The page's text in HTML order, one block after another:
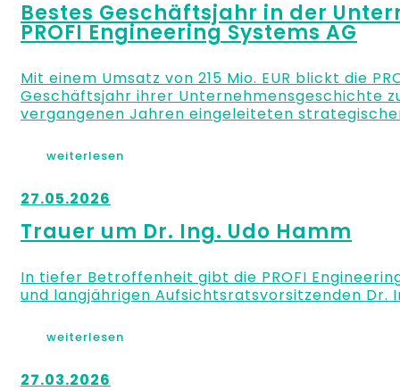
Bestes Geschäftsjahr in der
PROFI Engineering Systems AG
Mit einem Umsatz von 215 Mio. EUR blickt die
Geschäftsjahr ihrer Unternehmensgeschichte
vergangenen Jahren eingeleiteten
weiterlesen
27.05.2026
Trauer um Dr. Ing. Udo Hamm
In tiefer Betroffenheit gibt die PROFI
und langjährigen Aufsichtsratsvorsitzenden Dr.
weiterlesen
27.03.2026